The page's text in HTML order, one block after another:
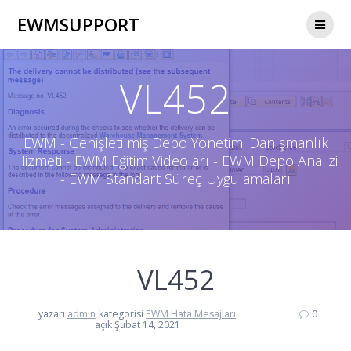
EWMSUPPORT
VL452
EWM - Genişletilmiş Depo Yönetimi Danışmanlık
Hizmeti - EWM Eğitim Videoları - EWM Depo Analizi
- EWM Standart Süreç Uygulamaları
VL452
yazarı admin kategorisi EWM Hata Mesajları
açık Şubat 14, 2021
0